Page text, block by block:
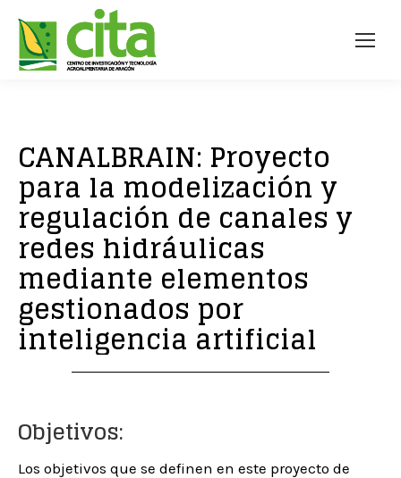
CANALBRAIN: Proyecto
para la modelización y
regulación de canales y
redes hidráulicas
mediante elementos
gestionados por
inteligencia artificial
Objetivos:
Los objetivos que se definen en este proyecto de